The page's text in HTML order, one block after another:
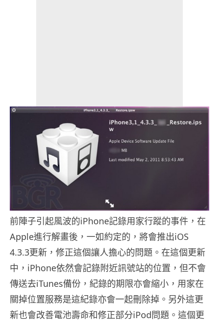
前陣子引起風波的iPhone記錄用家行蹤的事件，在
Apple進行解畫後，一如約定的，將會推出iOS
4.3.3更新，修正這個讓人擔心的問題。在這個更新
中，iPhone依然會記錄附近訊號站的位置，但不會
傳送去iTunes備份，紀錄的期限亦會縮小，用家在
關掉位置服務是這紀錄亦會一起刪除掉。另外這更
新也會改善電池壽命和修正部分iPod問題。這個更